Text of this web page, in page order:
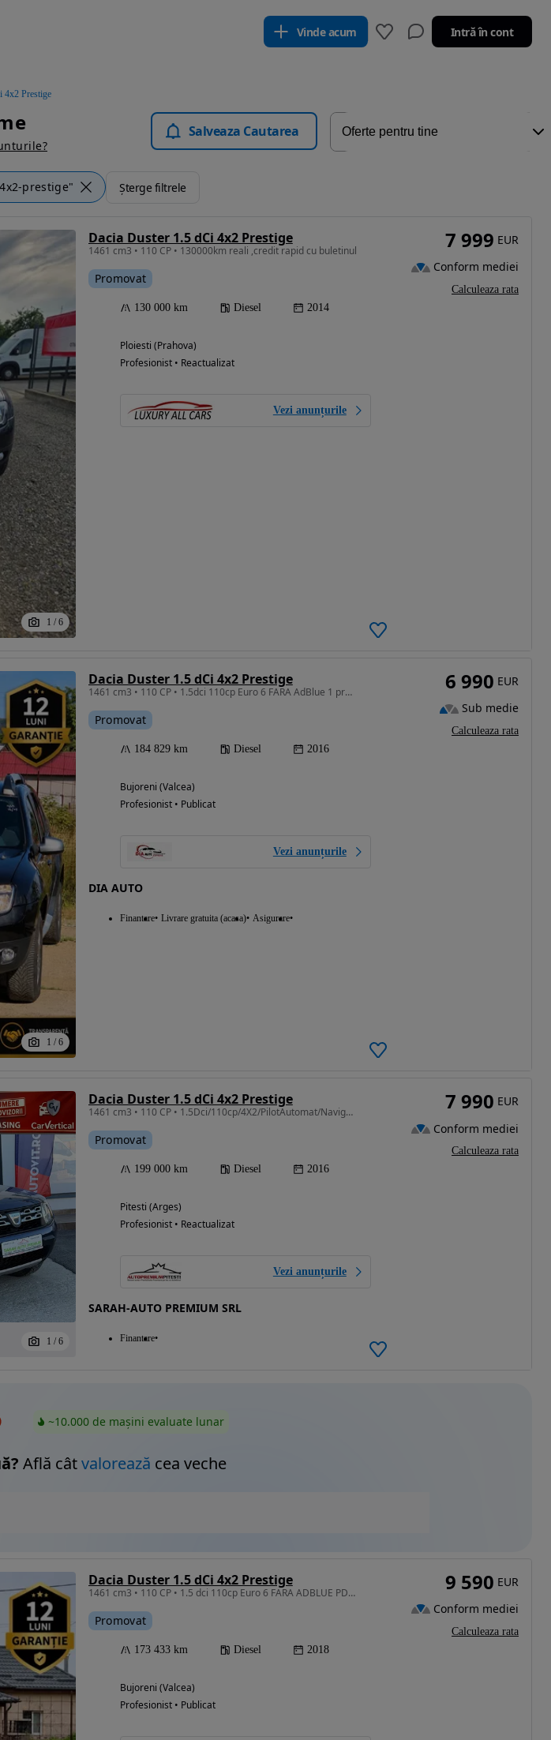
Vinde acum Intră în cont
4x2 Prestige
Salveaza Cautarea
prestige" Șterge filtrele
pentru
1 / 6
Dacia Duster 1.5 dCi 4x2 Prestige
1461 cm3 • 110 CP • 130000km reali ,credit rapid cu buletinul
Promovat
130 000 km Diesel 2014
Ploiesti (Prahova)
Profesionist • Reactualizat
Vezi anunțurile
7 999 EUR
Conform mediei
Calculeaza rata
1 / 6
Dacia Duster 1.5 dCi 4x2 Prestige
1461 cm3 • 110 CP • 1.5dci 110cp Euro 6 FARA AdBlue 1 propietar PDC Navi 6 trepte
Promovat
184 829 km Diesel 2016
Bujoreni (Valcea)
Profesionist • Publicat
Vezi anunțurile
DIA AUTO
Finantare Livrare gratuita (acasa) Asigurare
6 990 EUR
Sub medie
Calculeaza rata
1 / 6
Dacia Duster 1.5 dCi 4x2 Prestige
1461 cm3 • 110 CP • 1.5Dci/110cp/4X2/PilotAutomat/Navigatie/Garantie12-36luni/JanteAliaj
Promovat
199 000 km Diesel 2016
Pitesti (Arges)
Profesionist • Reactualizat
Vezi anunțurile
SARAH-AUTO PREMIUM SRL
Finantare
7 990 EUR
Conform mediei
Calculeaza rata
~10.000 de mașini evaluate lunar
Află câtvalorează cea veche
Dacia Duster 1.5 dCi 4x2 Prestige
1461 cm3 • 110 CP • 1.5 dci 110cp Euro 6 FARA ADBLUE PDC Carlig remorca
Promovat
173 433 km Diesel 2018
Bujoreni (Valcea)
Profesionist • Publicat
9 590 EUR
Conform mediei
Calculeaza rata